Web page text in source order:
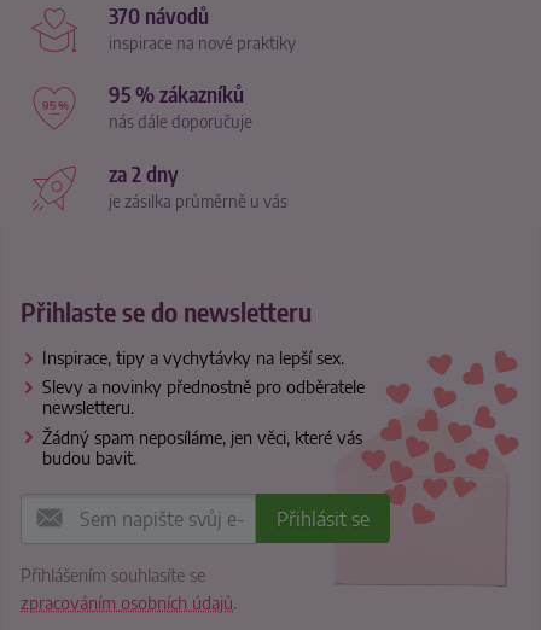
370 návodů
inspirace na nové praktiky
95 % zákazníků
nás dále doporučuje
za 2 dny
je zásilka průměrně u vás
Přihlaste se do newsletteru
Inspirace, tipy a vychytávky na lepší sex.
Slevy a novinky přednostně pro odběratele
newsletteru.
Žádný spam neposíláme, jen věci, které vás
budou bavit.
Přihlášením souhlasíte se
zpracováním osobních údajů.